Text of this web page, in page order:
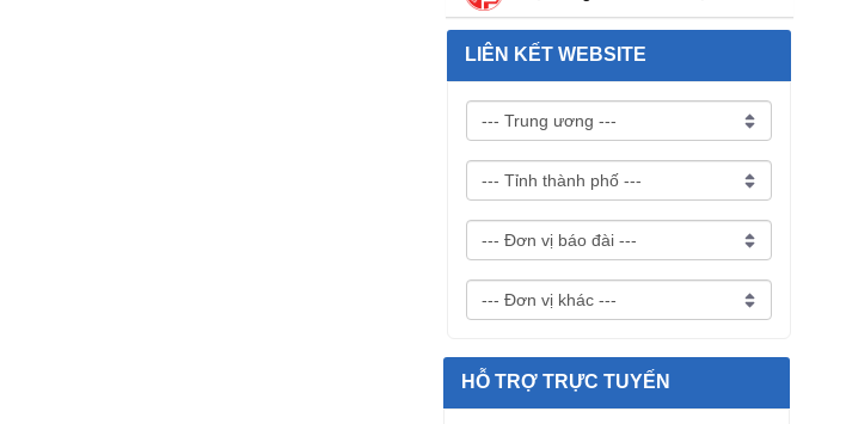
LIÊN KẾT WEBSITE
HỖ TRỢ TRỰC TUYẾN